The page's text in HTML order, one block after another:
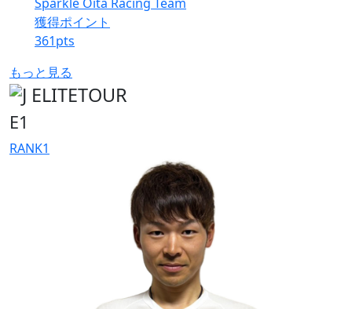
獲得ポイント
361pts
もっと見る
E1
RANK1